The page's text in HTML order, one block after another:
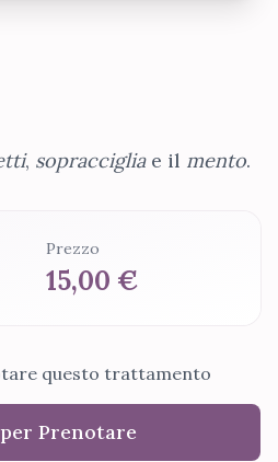
, sopraccigliae il mento.
Prezzo
15,00 €
questo trattamento
Prenotare